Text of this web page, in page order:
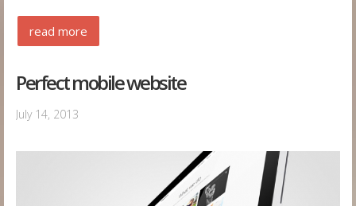
read more
Perfect mobile website
July 14, 2013